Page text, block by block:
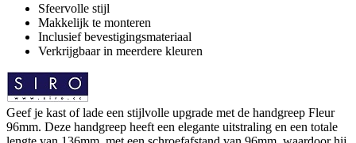
Sfeervolle stijl
Makkelijk te monteren
Inclusief bevestigingsmateriaal
Verkrijgbaar in meerdere kleuren
Geef je kast of lade een stijlvolle upgrade met de handgreep Fleur
96mm. Deze handgreep heeft een elegante uitstraling en een totale